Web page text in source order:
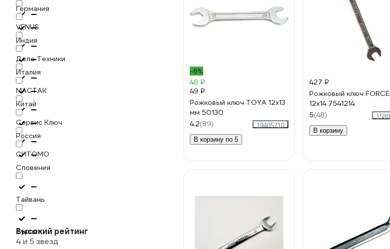
VENUS
Дело Техники
МАСТАК
Сервис Ключ
СИТОМО
Германия
Индия
Италия
Китай
Россия
Словения
Тайвань
Турция
Высокий рейтинг
4 и 5 звезд
-6%
46 ₽
49 ₽
Рожковый ключ TOYA 12х13
мм 50130
4.2(89)
19405710
В корзину по 5
427 ₽
Рожковый ключ FORCE
12х14 7541214
5(48)
В корзину